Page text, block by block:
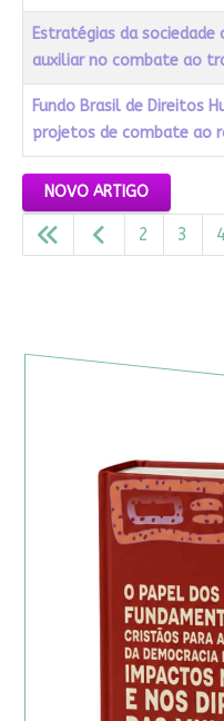
Estratégias da sociedade
auxiliar no combate ao
Fundo Brasil de Direitos
projetos de combate ao
NOVO ARTIGO
2 3